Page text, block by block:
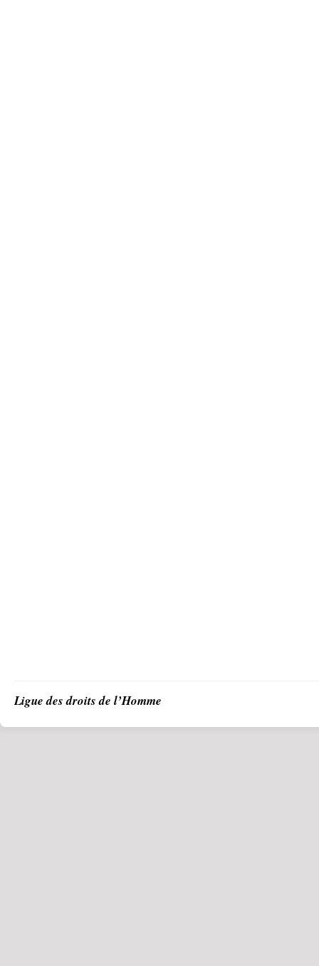
Ligue des droits de l’Homme